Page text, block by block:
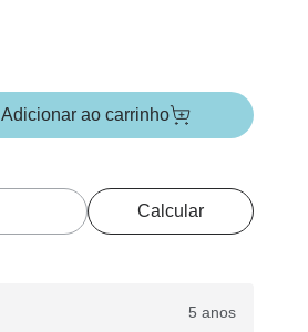
Adicionar ao carrinho
Calcular
5 anos